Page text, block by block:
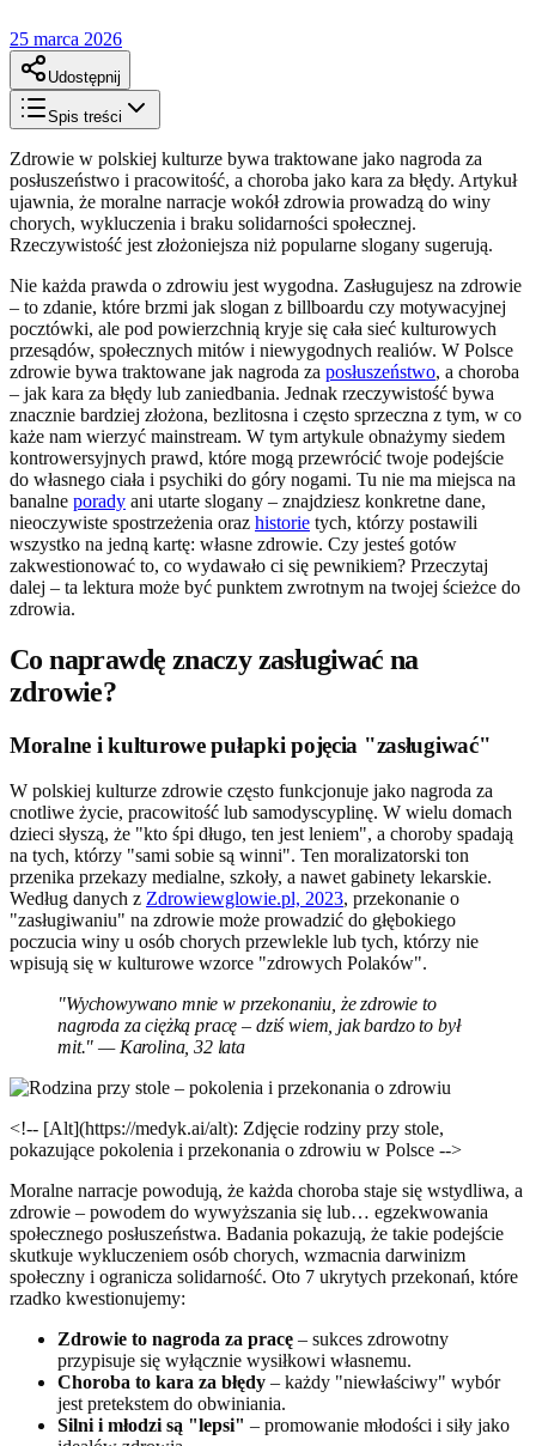
25 marca 2026
Udostępnij
Spis treści
Zdrowie w polskiej kulturze bywa traktowane jako nagroda za
posłuszeństwo i pracowitość, a choroba jako kara za błędy. Artykuł
ujawnia, że moralne narracje wokół zdrowia prowadzą do winy
chorych, wykluczenia i braku solidarności społecznej.
Rzeczywistość jest złożoniejsza niż popularne slogany sugerują.
Nie każda prawda o zdrowiu jest wygodna. Zasługujesz na zdrowie
– to zdanie, które brzmi jak slogan z billboardu czy motywacyjnej
pocztówki, ale pod powierzchnią kryje się cała sieć kulturowych
przesądów, społecznych mitów i niewygodnych realiów. W Polsce
zdrowie bywa traktowane jak nagroda za posłuszeństwo, a choroba
– jak kara za błędy lub zaniedbania. Jednak rzeczywistość bywa
znacznie bardziej złożona, bezlitosna i często sprzeczna z tym, w co
każe nam wierzyć mainstream. W tym artykule obnażymy siedem
kontrowersyjnych prawd, które mogą przewrócić twoje podejście
do własnego ciała i psychiki do góry nogami. Tu nie ma miejsca na
banalne porady ani utarte slogany – znajdziesz konkretne dane,
nieoczywiste spostrzeżenia oraz historie tych, którzy postawili
wszystko na jedną kartę: własne zdrowie. Czy jesteś gotów
zakwestionować to, co wydawało ci się pewnikiem? Przeczytaj
dalej – ta lektura może być punktem zwrotnym na twojej ścieżce do
zdrowia.
Co naprawdę znaczy zasługiwać na
zdrowie?
Moralne i kulturowe pułapki pojęcia "zasługiwać"
W polskiej kulturze zdrowie często funkcjonuje jako nagroda za
cnotliwe życie, pracowitość lub samodyscyplinę. W wielu domach
dzieci słyszą, że "kto śpi długo, ten jest leniem", a choroby spadają
na tych, którzy "sami sobie są winni". Ten moralizatorski ton
przenika przekazy medialne, szkoły, a nawet gabinety lekarskie.
Według danych z Zdrowiewglowie.pl, 2023, przekonanie o
"zasługiwaniu" na zdrowie może prowadzić do głębokiego
poczucia winy u osób chorych przewlekle lub tych, którzy nie
wpisują się w kulturowe wzorce "zdrowych Polaków".
"Wychowywano mnie w przekonaniu, że zdrowie to
nagroda za ciężką pracę – dziś wiem, jak bardzo to był
mit." — Karolina, 32 lata
<!-- [Alt](https://medyk.ai/alt): Zdjęcie rodziny przy stole,
pokazujące pokolenia i przekonania o zdrowiu w Polsce -->
Moralne narracje powodują, że każda choroba staje się wstydliwa, a
zdrowie – powodem do wywyższania się lub… egzekwowania
społecznego posłuszeństwa. Badania pokazują, że takie podejście
skutkuje wykluczeniem osób chorych, wzmacnia darwinizm
społeczny i ogranicza solidarność. Oto 7 ukrytych przekonań, które
rzadko kwestionujemy:
Zdrowie to nagroda za pracę – sukces zdrowotny
przypisuje się wyłącznie wysiłkowi własnemu.
Choroba to kara za błędy – każdy "niewłaściwy" wybór
jest pretekstem do obwiniania.
Silni i młodzi są "lepsi" – promowanie młodości i siły jako